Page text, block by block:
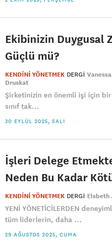
Ekibinizin Duygusal
Güçlü mü?
KENDİNİ YÖNETMEK DERGI
Druskat
Şirketinizin en önemli işi için
sınıf tak...
30 EYLÜL 2025, SALI
İşleri Delege
Neden Bu Kadar
KENDİNİ YÖNETMEK DERGI Elsbeth
YENİ YÖNETİCİLERDEN
tüm liderlerin, daha ...
29 AĞUSTOS 2025, CUMA